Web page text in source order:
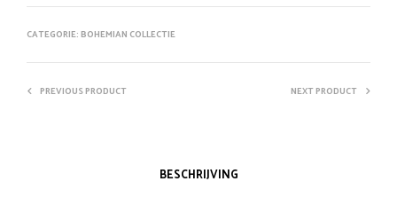
CATEGORIE:BOHEMIAN COLLECTIE
PREVIOUS PRODUCT NEXT PRODUCT
BESCHRIJVING